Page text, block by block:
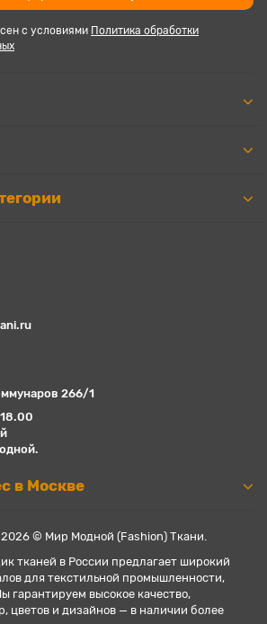
с условиями Политика обработки
266/1
в Москве
© Мир Модной (Fashion) Ткани.
тканей в России предлагает широкий
для текстильной промышленности,
гарантируем высокое качество,
цветов и дизайнов — в наличии более